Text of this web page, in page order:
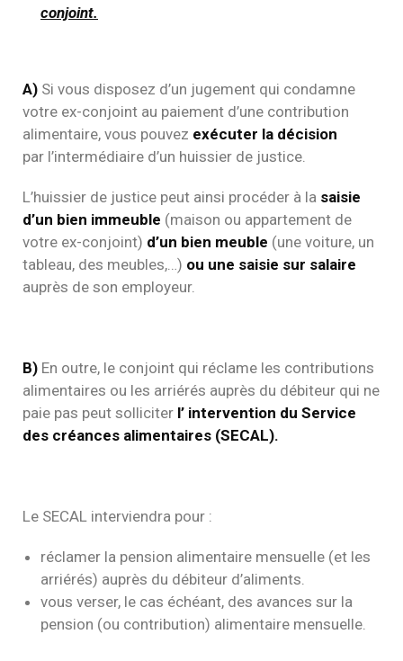
conjoint.
A) Si vous disposez d’un jugement qui condamne
votre ex-conjoint au paiement d’une contribution
alimentaire, vous pouvez exécuter la décision
par l’intermédiaire d’un huissier de justice.
L’huissier de justice peut ainsi procéder à la saisie
d’un bien immeuble (maison ou appartement de
votre ex-conjoint) d’un bien meuble (une voiture, un
tableau, des meubles,…) ou une saisie sur salaire
auprès de son employeur.
B) En outre, le conjoint qui réclame les contributions
alimentaires ou les arriérés auprès du débiteur qui ne
paie pas peut solliciter l’ intervention du Service
des créances alimentaires (SECAL).
Le SECAL interviendra pour :
réclamer la pension alimentaire mensuelle (et les
arriérés) auprès du débiteur d’aliments.
vous verser, le cas échéant, des avances sur la
pension (ou contribution) alimentaire mensuelle.